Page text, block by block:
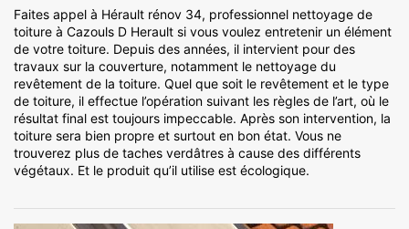
Faites appel à Hérault rénov 34, professionnel nettoyage de
toiture à Cazouls D Herault si vous voulez entretenir un élément
de votre toiture. Depuis des années, il intervient pour des
travaux sur la couverture, notamment le nettoyage du
revêtement de la toiture. Quel que soit le revêtement et le type
de toiture, il effectue l’opération suivant les règles de l’art, où le
résultat final est toujours impeccable. Après son intervention, la
toiture sera bien propre et surtout en bon état. Vous ne
trouverez plus de taches verdâtres à cause des différents
végétaux. Et le produit qu’il utilise est écologique.